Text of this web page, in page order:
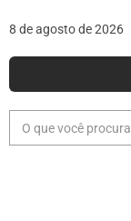
8 de agosto de 2026